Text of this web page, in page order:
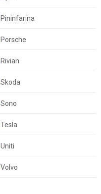
Pininfarina
Porsche
Rivian
Skoda
Sono
Tesla
Uniti
Volvo